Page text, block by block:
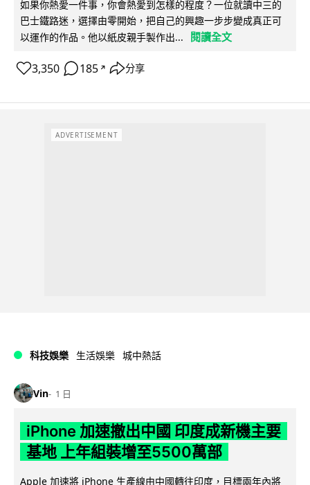
如果你熱愛一件事，你會熱愛到怎樣的程度？一位就讀中三的
巴士鐵路迷，選擇由零開始，把自己的興趣一步步變成真正可
以運作的作品。他以紙皮親手製作出...
閱讀全文
3,350 185 ↗ 分享
ADVERTISEMENT
科技娛樂 生活娛樂 城中熱話
Vin 1 日
iPhone 加速撤出中國 印度成新機主要
基地 上年組裝增至5500萬部
Apple 加速將 iPhone 生產線由中國轉往印度，目標兩年內將